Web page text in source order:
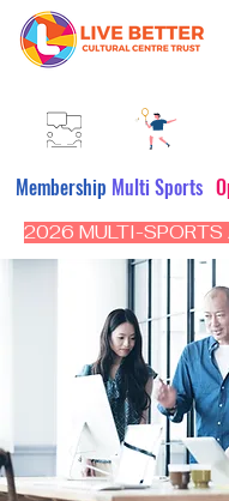
Multi Sports
Membership
2026 MULTI-SPORTS